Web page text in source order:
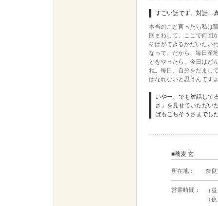
すごい話です。対話…
本当のこと言ったら私は
回まわして、ここで何回
そばができるかだいたい
なって。だから、毎日産
とをやったら、今日はど
ね。毎日、自分をだまし
はなれないと思うんです
いやー、でも対話して
さ」を見せていただい
ばもごちそうさまでし
■蕎麦 玄
所在地： 奈
営業時間：
（
（